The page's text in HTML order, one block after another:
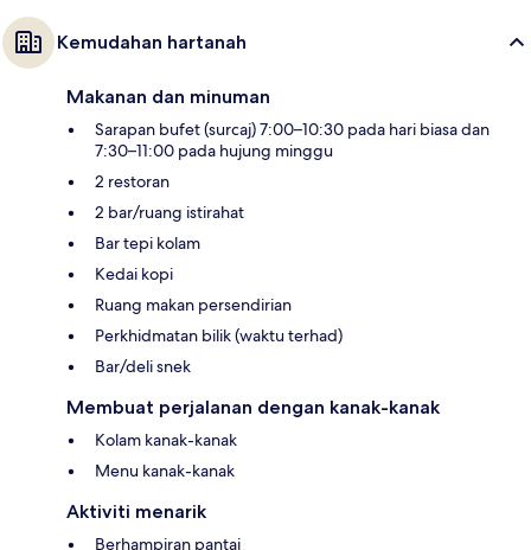
Kemudahan hartanah
Makanan dan minuman
Sarapan bufet (surcaj) 7:00–10:30 pada hari biasa dan
7:30–11:00 pada hujung minggu
2 restoran
2 bar/ruang istirahat
Bar tepi kolam
Kedai kopi
Ruang makan persendirian
Perkhidmatan bilik (waktu terhad)
Bar/deli snek
Membuat perjalanan dengan kanak-kanak
Kolam kanak-kanak
Menu kanak-kanak
Aktiviti menarik
Berhampiran pantai